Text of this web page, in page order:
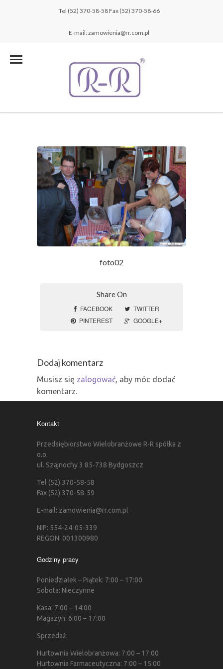
Tel (52) 370-58-58 Fax (52) 370-58-66
E-mail: zamowienia@rr.com.pl
foto02
Share On
FACEBOOK
TWITTER
PINTEREST
GOOGLE+
Dodaj komentarz
Musisz się zalogować, aby móc dodać
komentarz.
Kontakt
Przedsiębiorstwo Wielobranżowe R-R spółka z
o.o.
ul. Szajnochy 3 85-738 Bydgoszcz
Tel (52) 370-58-58
Fax (52) 370-58-59
E-mail: zamowienia@rr.com.pl
NIP: 554-24-05-339
REGON: 001300980
Godziny pracy
Poniedziałek – Piątek: 7:00 – 17:00
Sobota: Nieczynne
Kasa: 7:00 – 14:00
Magazyn: 6:00 – 17:00
Sprzedaż:
Hurtownia Wielobranżowa: 7:00 – 17:00
Hurtownia Farmaceutyczna: 7:00 – 15:00